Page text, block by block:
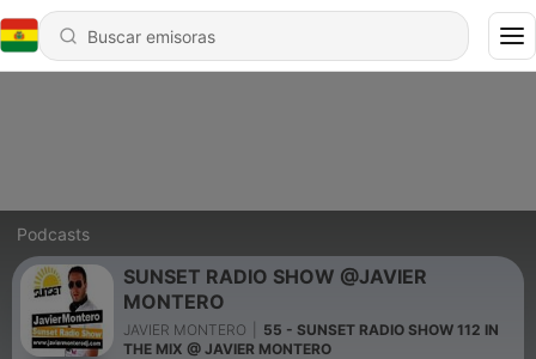
Podcasts
SUNSET RADIO SHOW @JAVIER
MONTERO
JAVIER MONTERO
55 - SUNSET RADIO SHOW 112 IN
THE MIX @ JAVIER MONTERO